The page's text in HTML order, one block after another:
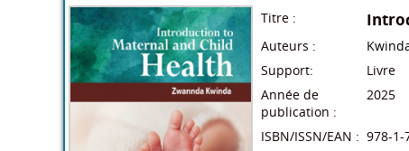
Titre :
Auteurs :
Support:
Livre
Année de
publication :
2025
ISBN/ISSN/EAN : 978-1-